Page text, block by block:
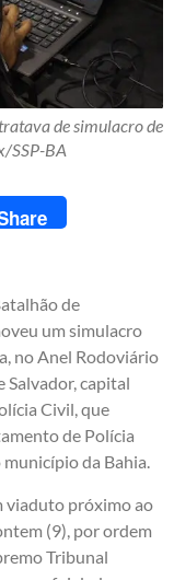
de simulacro de
SSP-BA
de
um simulacro
no Anel Rodoviário
Salvador, capital
Civil, que
de Polícia
da Bahia.
viaduto próximo ao
(9), por ordem
Tribunal